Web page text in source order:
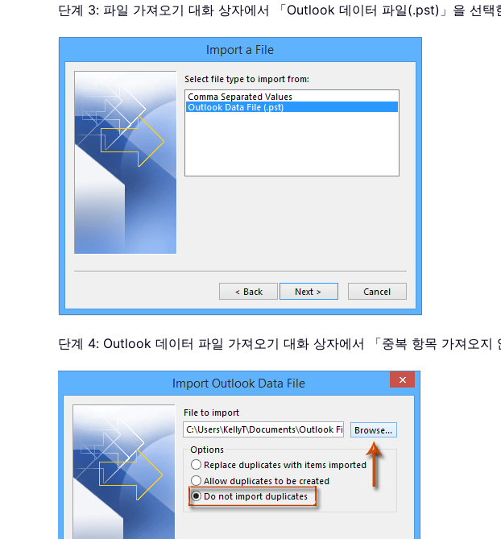
단계 3: 파일 가져오기 대화 상자에서 「Outlook 데이터 파일(.pst)」을 선택
단계 4: Outlook 데이터 파일 가져오기 대화 상자에서 「중복 항목 가져오지